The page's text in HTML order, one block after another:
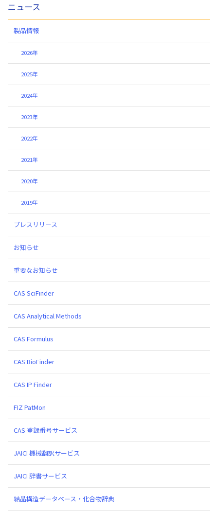
ニュース
製品情報
2026年
2025年
2024年
2023年
2022年
2021年
2020年
2019年
プレスリリース
お知らせ
重要なお知らせ
CAS SciFinder
CAS Analytical Methods
CAS Formulus
CAS BioFinder
CAS IP Finder
FIZ PatMon
CAS 登録番号サービス
JAICI 機械翻訳サービス
JAICI 辞書サービス
結晶構造データベース・化合物辞典